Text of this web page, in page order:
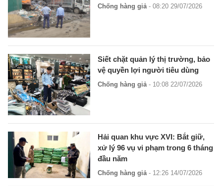
Chống hàng giả - 08:20 29/07/2026
Siết chặt quản lý thị trường, bảo
vệ quyền lợi người tiêu dùng
Chống hàng giả - 10:08 22/07/2026
Hải quan khu vực XVI: Bắt giữ,
xử lý 96 vụ vi phạm trong 6 tháng
đầu năm
Chống hàng giả- 12:26 14/07/2026